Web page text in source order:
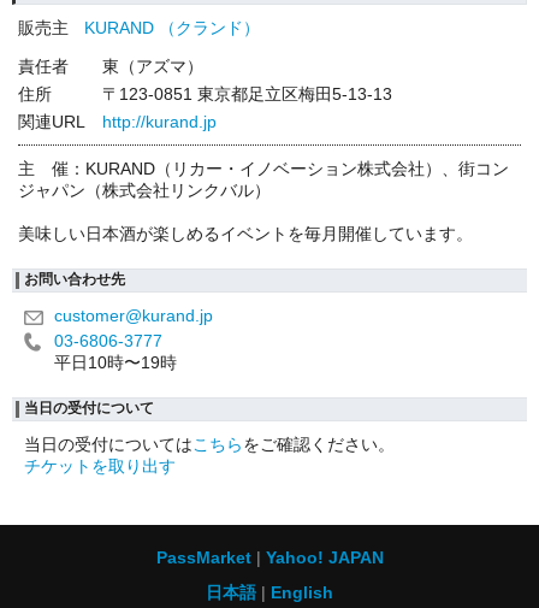
販売主
KURAND （クランド）
責任者
東（アズマ）
住所
〒123-0851 東京都足立区梅田5-13-13
関連URL
http://kurand.jp
主 催：KURAND（リカー・イノベーション株式会社）、街コン
ジャパン（株式会社リンクバル）
美味しい日本酒が楽しめるイベントを毎月開催しています。
お問い合わせ先
customer@kurand.jp
03-6806-3777
平日10時〜19時
当日の受付について
当日の受付についてはこちらをご確認ください。
チケットを取り出す
PassMarket
Yahoo! JAPAN
日本語
English